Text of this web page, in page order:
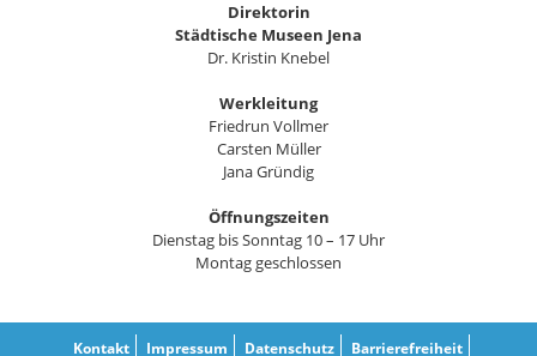
Direktorin
Städtische Museen Jena
Dr. Kristin Knebel
Werkleitung
Friedrun Vollmer
Carsten Müller
Jana Gründig
Öffnungszeiten
Dienstag bis Sonntag 10 – 17 Uhr
Montag geschlossen
Kontakt Impressum Datenschutz Barrierefreiheit